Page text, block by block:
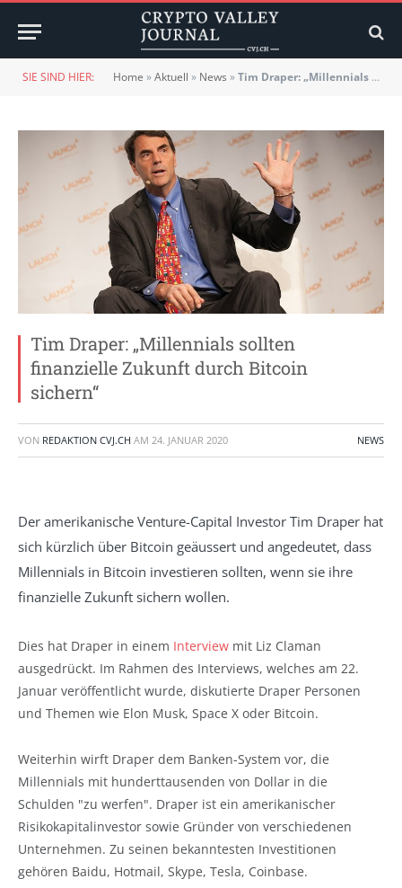
SIE SIND HIER: Home »Aktuell » News »Tim Draper: „Millennials sollten finanzielle Zukunft durch Bitcoin sichern“
Tim Draper: „Millennials sollten
finanzielle Zukunft durch Bitcoin
sichern“
VON REDAKTION CVJ.CH AM 24. JANUAR 2020 NEWS
Der amerikanische Venture-Capital Investor Tim Draper hat
sich kürzlich über Bitcoin geäussert und angedeutet, dass
Millennials in Bitcoin investieren sollten, wenn sie ihre
finanzielle Zukunft sichern wollen.
Dies hat Draper in einem Interview mit Liz Claman
ausgedrückt. Im Rahmen des Interviews, welches am 22.
Januar veröffentlicht wurde, diskutierte Draper Personen
und Themen wie Elon Musk, Space X oder Bitcoin.
Weiterhin wirft Draper dem Banken-System vor, die
Millennials mit hunderttausenden von Dollar in die
Schulden "zu werfen". Draper ist ein amerikanischer
Risikokapitalinvestor sowie Gründer von verschiedenen
Unternehmen. Zu seinen bekanntesten Investitionen
gehören Baidu, Hotmail, Skype, Tesla, Coinbase.